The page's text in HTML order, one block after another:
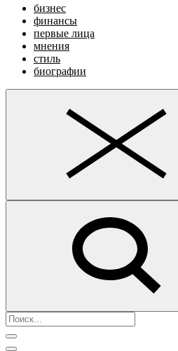
бизнес
финансы
первые лица
мнения
стиль
биографии